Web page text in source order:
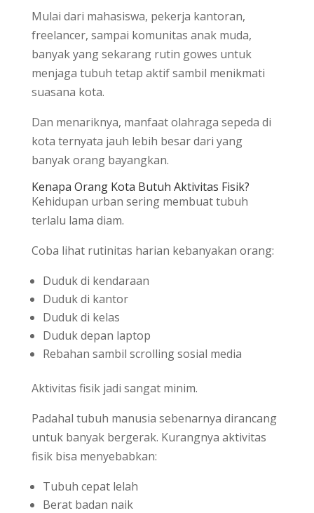
Mulai dari mahasiswa, pekerja kantoran,
freelancer, sampai komunitas anak muda,
banyak yang sekarang rutin gowes untuk
menjaga tubuh tetap aktif sambil menikmati
suasana kota.
Dan menariknya, manfaat olahraga sepeda di
kota ternyata jauh lebih besar dari yang
banyak orang bayangkan.
Kenapa Orang Kota Butuh Aktivitas Fisik?
Kehidupan urban sering membuat tubuh
terlalu lama diam.
Coba lihat rutinitas harian kebanyakan orang:
Duduk di kendaraan
Duduk di kantor
Duduk di kelas
Duduk depan laptop
Rebahan sambil scrolling sosial media
Aktivitas fisik jadi sangat minim.
Padahal tubuh manusia sebenarnya dirancang
untuk banyak bergerak. Kurangnya aktivitas
fisik bisa menyebabkan:
Tubuh cepat lelah
Berat badan naik